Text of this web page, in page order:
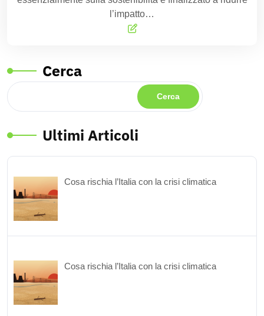
l’impatto…
Cerca
Cerca
Ultimi Articoli
Cosa rischia l’Italia con la crisi climatica
Cosa rischia l’Italia con la crisi climatica